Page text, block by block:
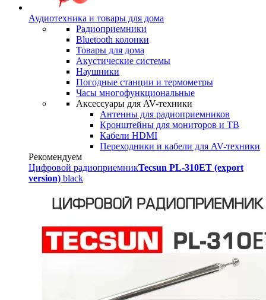
Аудиотехника и товары для дома
Радиоприемники
Bluetooth колонки
Товары для дома
Акустические системы
Наушники
Погодные станции и термометры
Часы многофункциональные
Аксессуары для AV-техники
Антенны для радиоприемников
Кронштейны для мониторов и ТВ
Кабели HDMI
Переходники и кабели для AV-техники
Рекомендуем
Цифровой радиоприемникTecsun PL-310ET (export
version) black